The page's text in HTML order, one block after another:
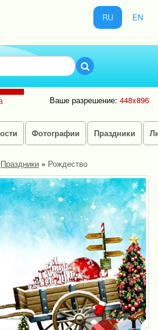
RU EN
Ваше разрешение: 448x896
Фотографии Праздники
Праздники » Рождество